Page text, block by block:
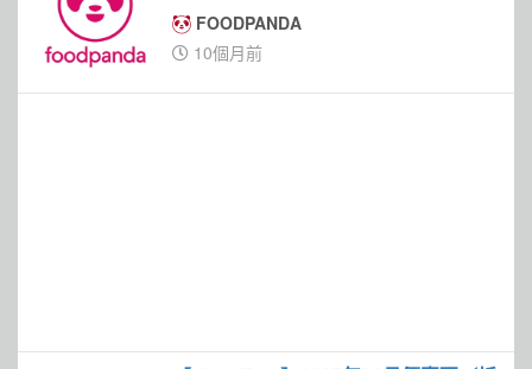
FOODPANDA
10個月前
找菜單
品牌總覽